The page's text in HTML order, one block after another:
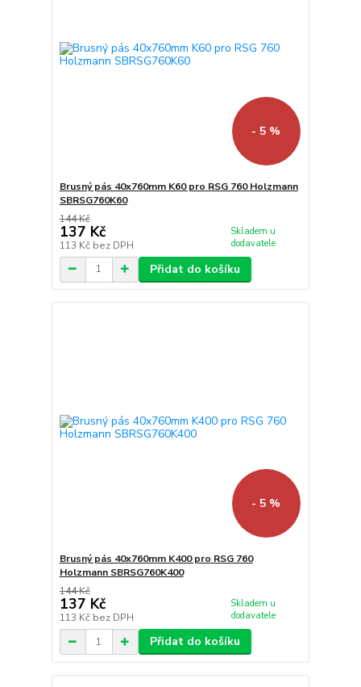
- 5 %
Brusný pás 40x760mm K60 pro RSG 760 Holzmann
SBRSG760K60
144 Kč
137 Kč
113 Kč bez DPH
Skladem u
dodavatele
Přidat do košíku
- 5 %
Brusný pás 40x760mm K400 pro RSG 760
Holzmann SBRSG760K400
144 Kč
137 Kč
113 Kč bez DPH
Skladem u
dodavatele
Přidat do košíku